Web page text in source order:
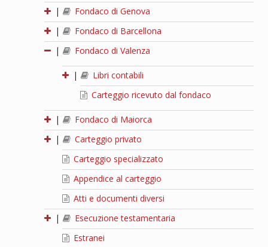
|
Fondaco di Genova
|
Fondaco di Barcellona
|
Fondaco di Valenza
|
Libri contabili
Carteggio ricevuto dal fondaco
|
Fondaco di Maiorca
|
Carteggio privato
Carteggio specializzato
Appendice al carteggio
Atti e documenti diversi
|
Esecuzione testamentaria
Estranei